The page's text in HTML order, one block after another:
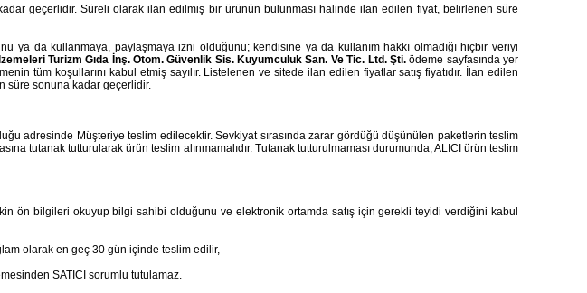
geçerlidir. Süreli olarak ilan edilmiş bir ürünün bulunması halinde ilan edilen fiyat, belirlenen süre
ya da kullanmaya, paylaşmaya izni olduğunu; kendisine ya da kullanım hakkı olmadığı hiçbir veriyi
Turizm Gıda İnş. Otom. Güvenlik Sis. Kuyumculuk San. Ve Tic. Ltd. Şti.ödeme sayfasında yer
tüm koşullarını kabul etmiş sayılır. Listelenen ve sitede ilan edilen fiyatlar satış fiyatıdır. İlan edilen
süre sonuna kadar geçerlidir.
adresinde Müşteriye teslim edilecektir. Sevkiyat sırasında zarar gördüğü düşünülen paketlerin teslim
tutanak tutturularak ürün teslim alınmamalıdır. Tutanak tutturulmaması durumunda, ALICI ürün teslim
ön bilgileri okuyup bilgi sahibi olduğunu ve elektronik ortamda satış için gerekli teyidi verdiğini kabul
olarak en geç 30 gün içinde teslim edilir,
SATICI sorumlu tutulamaz.